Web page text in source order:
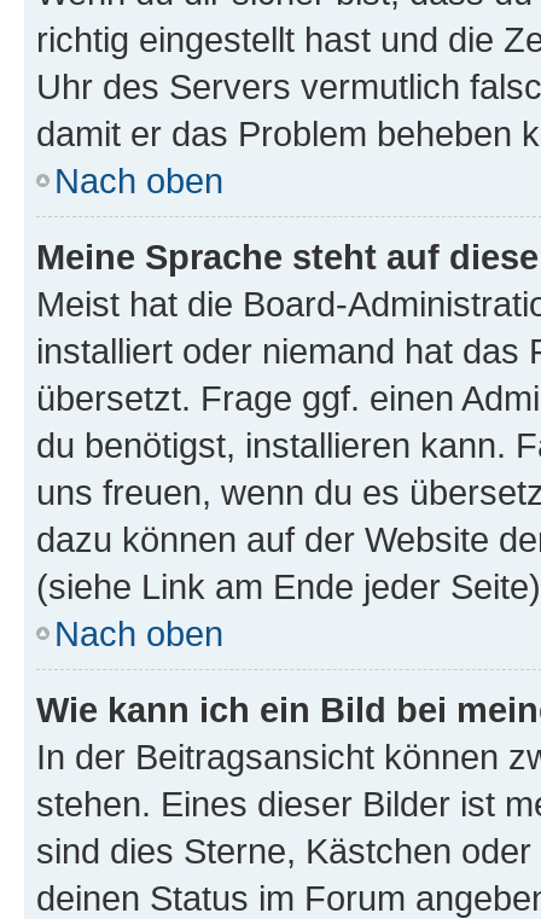
richtig eingestellt hast und die
Uhr des Servers vermutlich
damit er das Problem beheben
Nach oben
Meine Sprache steht auf
Meist hat die Board-
installiert oder niemand hat das
übersetzt. Frage ggf. einen
du benötigst, installieren kann.
uns freuen, wenn du es
dazu können auf der Website
(siehe Link am Ende jeder
Nach oben
Wie kann ich ein Bild bei
In der Beitragsansicht können
stehen. Eines dieser Bilder ist
sind dies Sterne, Kästchen
deinen Status im Forum